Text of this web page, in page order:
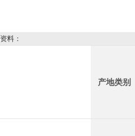
料：
产地类别